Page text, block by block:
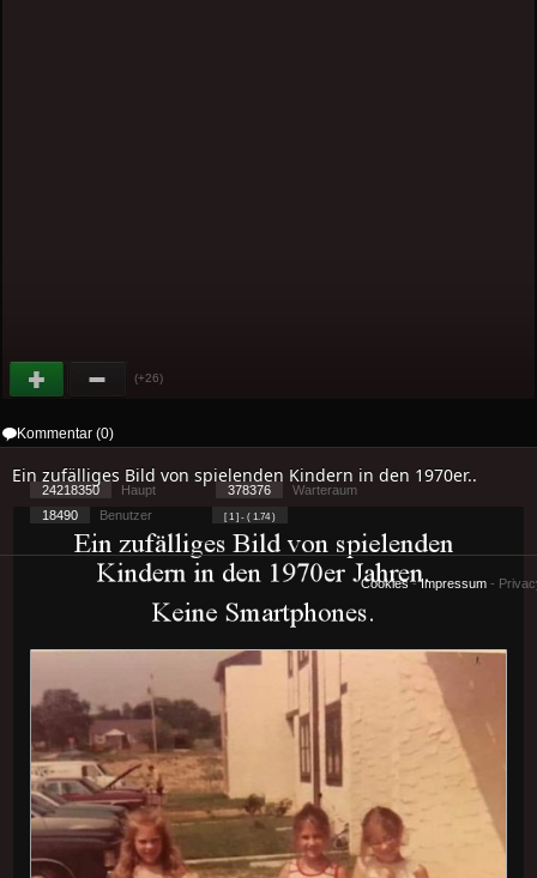
(+26)
Kommentar (0)
Ein zufälliges Bild von spielenden Kindern in den 1970er..
24218350 Haupt 378376
Warteraum
18490
Benutzer [ 1 ] - ( 1.74 )
Cookies-Impressum -